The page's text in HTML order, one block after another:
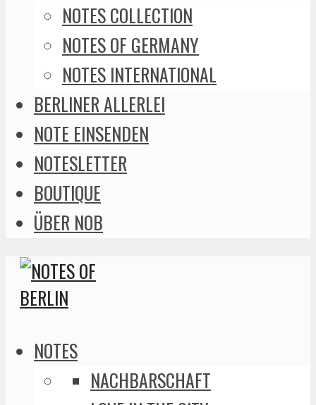
NOTES COLLECTION
NOTES OF GERMANY
NOTES INTERNATIONAL
BERLINER ALLERLEI
NOTE EINSENDEN
NOTESLETTER
BOUTIQUE
ÜBER NOB
NOTES
NACHBARSCHAFT